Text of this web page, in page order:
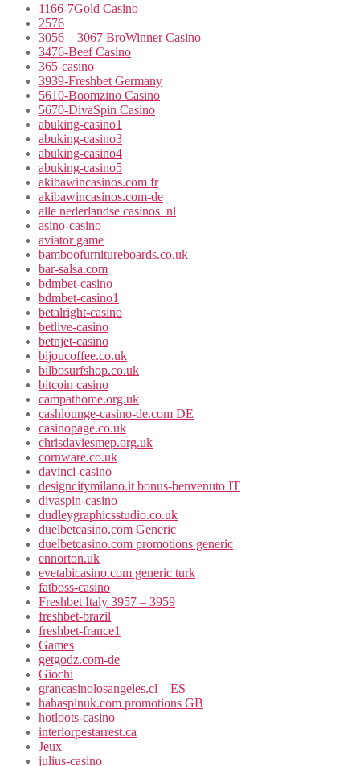
1166-7Gold Casino
2576
3056 – 3067 BroWinner Casino
3476-Beef Casino
365-casino
3939-Freshbet Germany
5610-Boomzino Casino
5670-DivaSpin Casino
abuking-casino1
abuking-casino3
abuking-casino4
abuking-casino5
akibawincasinos.com fr
akibawincasinos.com-de
alle nederlandse casinos_nl
asino-casino
aviator game
bamboofurnitureboards.co.uk
bar-salsa.com
bdmbet-casino
bdmbet-casino1
betalright-casino
betlive-casino
betnjet-casino
bijoucoffee.co.uk
bilbosurfshop.co.uk
bitcoin casino
campathome.org.uk
cashlounge-casino-de.com DE
casinopage.co.uk
chrisdaviesmep.org.uk
cornware.co.uk
davinci-casino
designcitymilano.it bonus-benvenuto IT
divaspin-casino
dudleygraphicsstudio.co.uk
duelbetcasino.com Generic
duelbetcasino.com promotions generic
ennorton.uk
evetabicasino.com generic turk
fatboss-casino
Freshbet Italy 3957 – 3959
freshbet-brazil
freshbet-france1
Games
getgodz.com-de
Giochi
grancasinolosangeles.cl – ES
hahaspinuk.com promotions GB
hotloots-casino
interiorpestarrest.ca
Jeux
julius-casino